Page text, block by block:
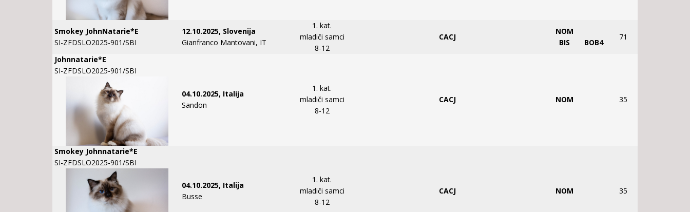
Smokey JohnNatarie*E
SI-ZFDSLO2025-901/SBI
12.10.2025, Slovenija
Gianfranco Mantovani, IT
1. kat.
mladiči samci
8-12
CACJ
NOM
BIS
BOB4
71
Johnnatarie*E
SI-ZFDSLO2025-901/SBI
04.10.2025, Italija
Sandon
1. kat.
mladiči samci
8-12
CACJ NOM 35
Smokey Johnnatarie*E
SI-ZFDSLO2025-901/SBI
04.10.2025, Italija
Busse
1. kat.
mladiči samci
8-12
CACJ NOM 35